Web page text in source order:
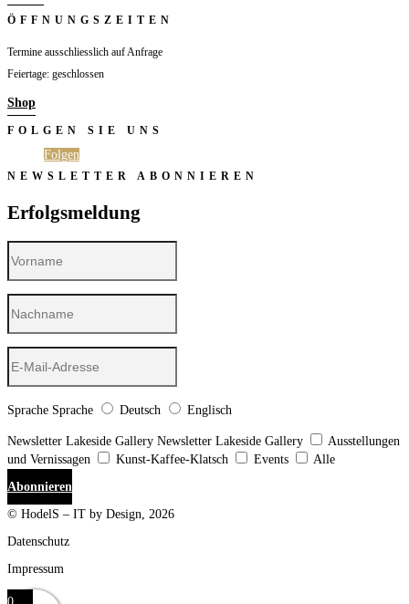
ÖFFNUNGSZEITEN
Termine ausschliesslich auf Anfrage
Feiertage: geschlossen
Shop
FOLGEN SIE UNS
Folgen
NEWSLETTER ABONNIEREN
Erfolgsmeldung
Sprache Sprache Deutsch Englisch
Newsletter Lakeside Gallery Newsletter Lakeside Gallery
Ausstellungen
und Vernissagen
Kunst-Kaffee-Klatsch Events
Alle
Abonnieren
© HodelS – IT by Design, 2026
Datenschutz
Impressum
0